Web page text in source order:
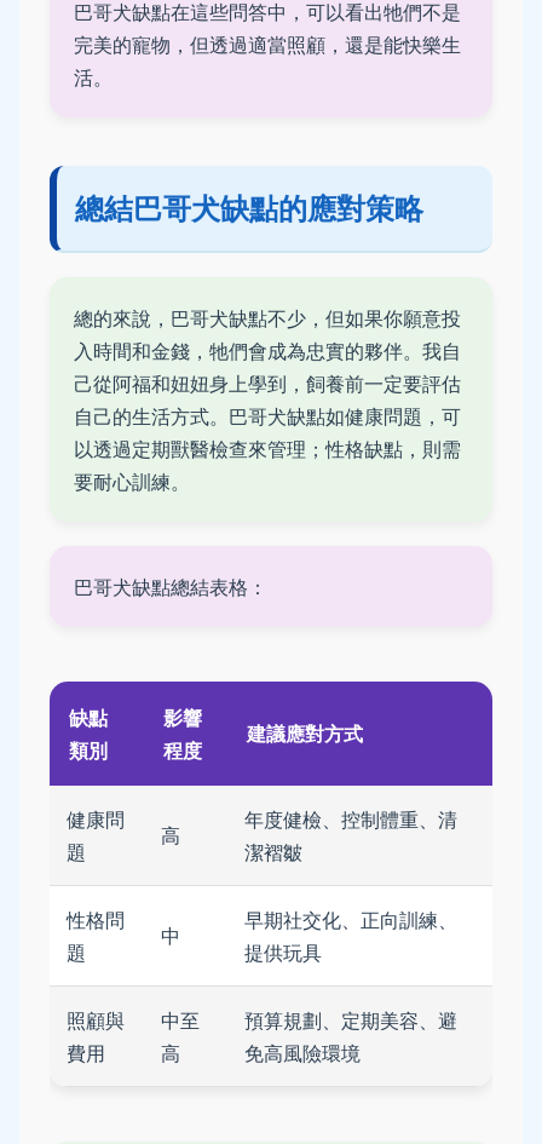
巴哥犬缺點在這些問答中，可以看出牠們不是
完美的寵物，但透過適當照顧，還是能快樂生
活。
總結巴哥犬缺點的應對策略
總的來說，巴哥犬缺點不少，但如果你願意投
入時間和金錢，牠們會成為忠實的夥伴。我自
己從阿福和妞妞身上學到，飼養前一定要評估
自己的生活方式。巴哥犬缺點如健康問題，可
以透過定期獸醫檢查來管理；性格缺點，則需
要耐心訓練。
巴哥犬缺點總結表格：
缺點
類別
影響
程度
建議應對方式
健康問
題
高
年度健檢、控制體重、清
潔褶皺
性格問
題
中
早期社交化、正向訓練、
提供玩具
照顧與
費用
中至
高
預算規劃、定期美容、避
免高風險環境